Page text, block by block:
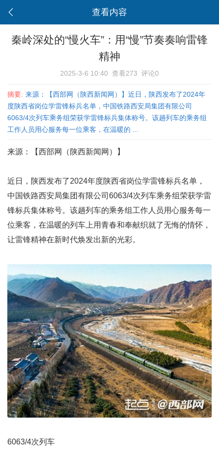
查看内容
秦岭深处的“慢火车”：用“慢”节奏奏响雷锋
精神
2025-3-6 10:40 查看273 评论0
摘要: 来源：【西部网（陕西新闻网）】近日，陕西发布了2024年
度陕西省岗位学雷锋标兵名单，中国铁路西安局集团有限公司
6063/4次列车乘务组荣获学雷锋标兵集体称号。该趟列车的乘务组
工作人员用心服务每一位乘客，在温暖的 ...
来源：【西部网（陕西新闻网）】
近日，陕西发布了2024年度陕西省岗位学雷锋标兵名单，
中国铁路西安局集团有限公司6063/4次列车乘务组荣获学雷
锋标兵集体称号。该趟列车的乘务组工作人员用心服务每一
位乘客，在温暖的列车上用青春和奉献织就了无悔的情怀，
让雷锋精神在新时代焕发出新的光彩。
6063/4次列车